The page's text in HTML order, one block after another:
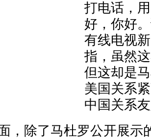
打电话，
好，你好
有线电视
指，虽然
但这却是
美国关系
中国关系
，除了马杜罗公开展示